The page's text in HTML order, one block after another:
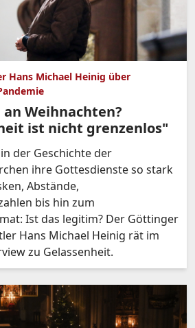
Hans Michael Heinig über
Weihnachten?
ist nicht grenzenlos"
der Geschichte der
ihre Gottesdienste so stark
Abstände,
bis hin zum
Ist das legitim? Der Göttinger
Hans Michael Heinig rät im
zu Gelassenheit.